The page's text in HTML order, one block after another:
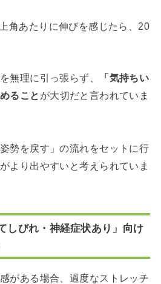
角あたりに伸びを感じたら、20
無理に引っ張らず、
「気持ちい
ること が大切だと言われていま
勢を戻す」の流れをセットに行
より出やすいと考えられていま
しびれ・神経症状あり」向け
がある場合、過度なストレッチ